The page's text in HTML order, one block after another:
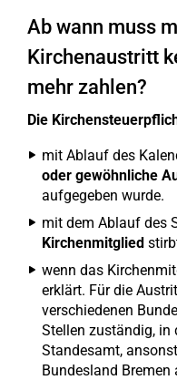
Ab wann muss
Kirchenaustritt
mehr zahlen?
Die
mit Ablauf des
oder gewöhnliche
aufgegeben wurde.
mit dem Ablauf des
Kirchenmitglied
wenn das
erklärt. Für die
verschiedenen
Stellen zuständig, in
Standesamt,
Bundesland Bremen